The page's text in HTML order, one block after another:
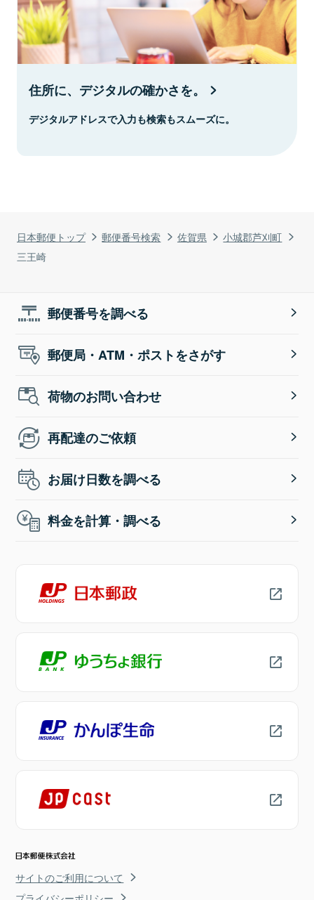
日本郵便トップ 郵便番号検索 佐賀県
小城郡芦刈町
三王崎
住所に、デジタルの確かさを。
デジタルアドレスで入力も検索もスムーズに。
郵便番号を調べる
郵便局・ATM・ポストをさがす
荷物のお問い合わせ
再配達のご依頼
お届け日数を調べる
料金を計算・調べる
サイトのご利用について